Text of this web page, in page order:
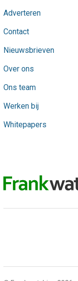
Adverteren
Contact
Nieuwsbrieven
Over ons
Ons team
Werken bij
Whitepapers